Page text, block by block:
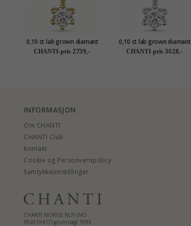
0,10 ct lab grown diamant
anheng i 14 karat gull 0,10
ct
CHANTI-pris 2739,-
0,10 ct lab grown diamant
anheng i 14 karat hvitt gull
0,10 ct
CHANTI-pris 3028,-
INFORMASJON
Om CHANTI
CHANTI Club
Kontakt
Cookie og Personvernpolicy
Samtykkeinnstillinger
CHANTI NORGE NUF (NO
992019417) grunnlagt 1995